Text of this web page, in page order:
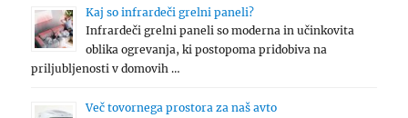
Kaj so infrardeči grelni paneli?
Infrardeči grelni paneli so moderna in učinkovita
oblika ogrevanja, ki postopoma pridobiva na
priljubljenosti v domovih …
Več tovornega prostora za naš avto